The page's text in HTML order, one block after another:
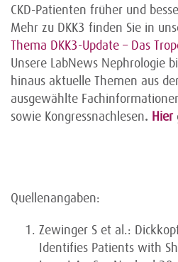
CKD-Patienten früher und
Mehr zu DKK3 finden Sie in
Thema DKK3-Update – Das
Unsere LabNews Nephrologie
hinaus aktuelle Themen aus
ausgewählte
sowie Kongressnachlesen. Hier
Quellenangaben:
Zewinger S et al.:
Identifies Patients with